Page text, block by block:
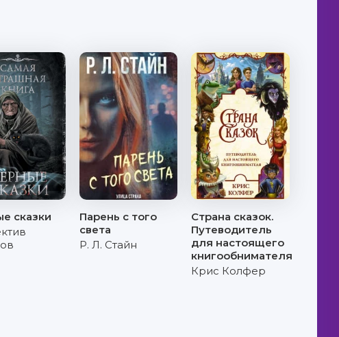
сказки
Парень с того
света
Р. Л. Стайн
Страна сказок.
Путеводитель
для настоящего
книгообнимателя
Крис Колфер